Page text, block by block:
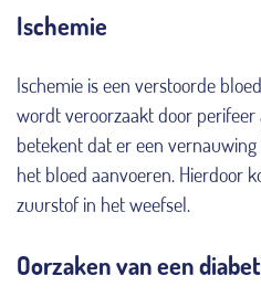
Ischemie
Ischemie is een verstoorde
wordt veroorzaakt door perifeer
betekent dat er een
het bloed aanvoeren. Hierdoor
zuurstof in het weefsel.
Oorzaken van een